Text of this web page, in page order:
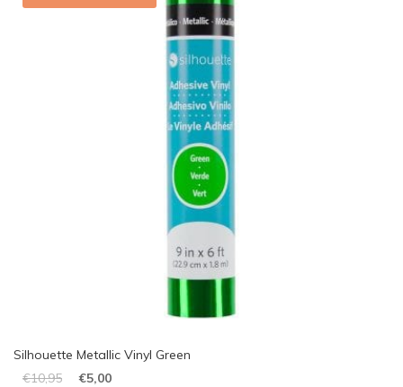
Silhouette Metallic Vinyl Green
€10,95 €5,00